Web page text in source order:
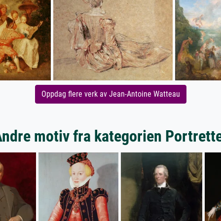
Oppdag flere verk av Jean-Antoine Watteau
motiv fra kategorien